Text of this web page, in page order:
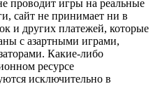
проводит игры на реальные
сайт не принимает ни в
и других платежей, которые
с азартными играми,
Какие-либо
ресурсе
исключительно в